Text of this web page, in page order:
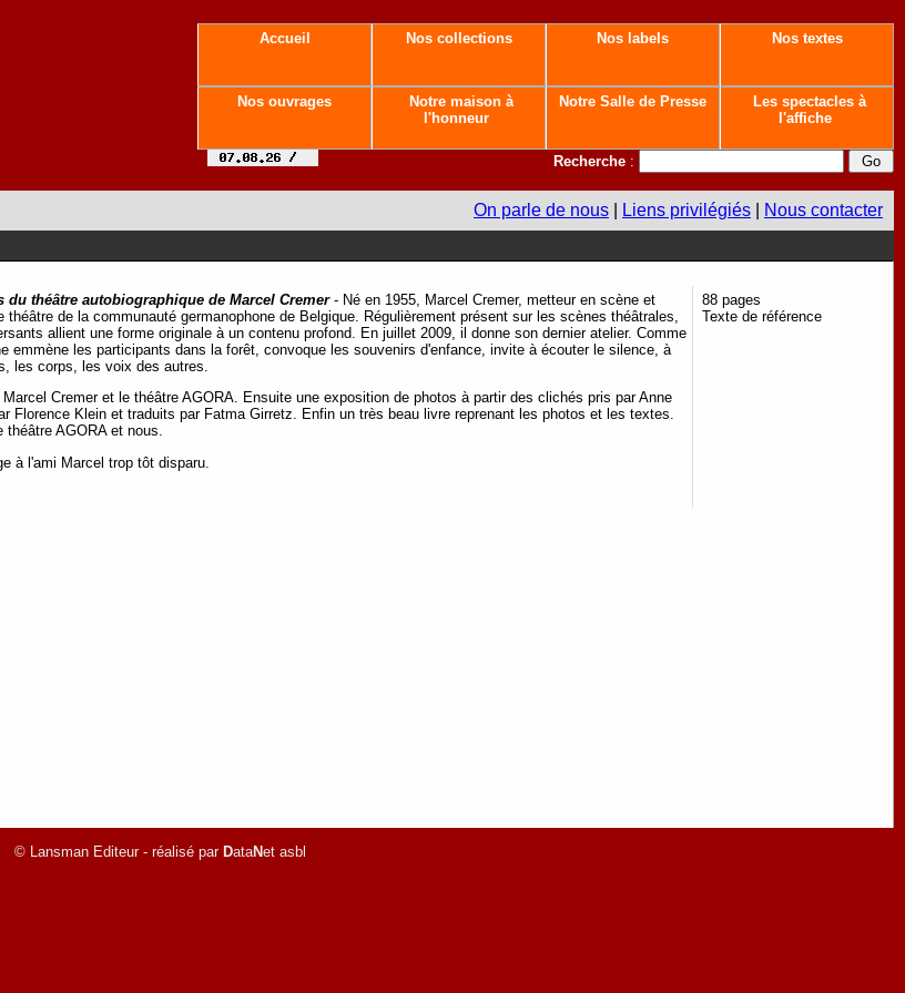
Accueil Nos collections Nos labels Nos textes
Nos ouvrages
Notre maison à
l'honneur
Notre Salle de Presse
Les spectacles à
l'affiche
Recherche :
On parle de nous Liens privilégiés Nous contacter
du théâtre autobiographique de Marcel Cremer- Né en 1955, Marcel Cremer, metteur en scène et
théâtre de la communauté germanophone de Belgique. Régulièrement présent sur les scènes théâtrales,
allient une forme originale à un contenu profond. En juillet 2009, il donne son dernier atelier. Comme
emmène les participants dans la forêt, convoque les souvenirs d'enfance, invite à écouter le silence, à
les corps, les voix des autres.
Cremer et le théâtre AGORA. Ensuite une exposition de photos à partir des clichés pris par Anne
Florence Klein et traduits par Fatma Girretz. Enfin un très beau livre reprenant les photos et les textes.
AGORA et nous.
à l'ami Marcel trop tôt disparu.
88 pages
Texte de référence
© Lansman Editeur - réalisé par DataNet asbl